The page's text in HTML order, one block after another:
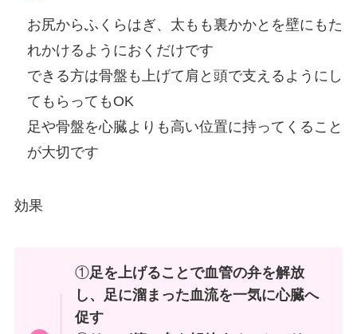
お尻からふくらはぎ、太もも裏かかとを壁にもた
れかけるようにおくだけです
できる方は骨盤も上げて肩と頭で支えるようにし
てもらってもOK
足や骨盤を心臓よりも高い位置に持ってくること
が大切です
効果
①足を上げることで血管の弁を解放
し、足に溜まった血流を一気に心臓へ
促す